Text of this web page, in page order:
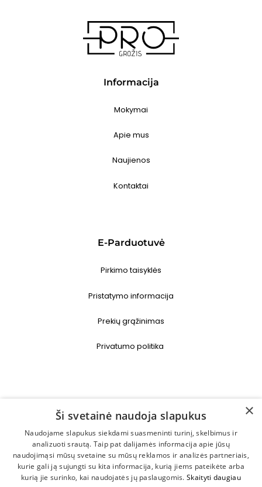
Informacija
Mokymai
Apie mus
Naujienos
Kontaktai
E-Parduotuvė
Pirkimo taisyklės
Pristatymo informacija
Prekių grąžinimas
Privatumo politika
+370 646 29884
info@progrozis.lt
Islandijos pl. 32, MEGA
×
Ši svetainė naudoja slapukus
Naudojame slapukus siekdami suasmeninti turinį, skelbimus ir
analizuoti srautą. Taip pat dalijamės informacija apie jūsų
naudojimąsi mūsų svetaine su mūsų reklamos ir analizės partneriais,
kurie gali ją sujungti su kita informacija, kurią jiems pateikėte arba
kurią jie surinko, kai naudojatės jų paslaugomis.Skaityti daugiau